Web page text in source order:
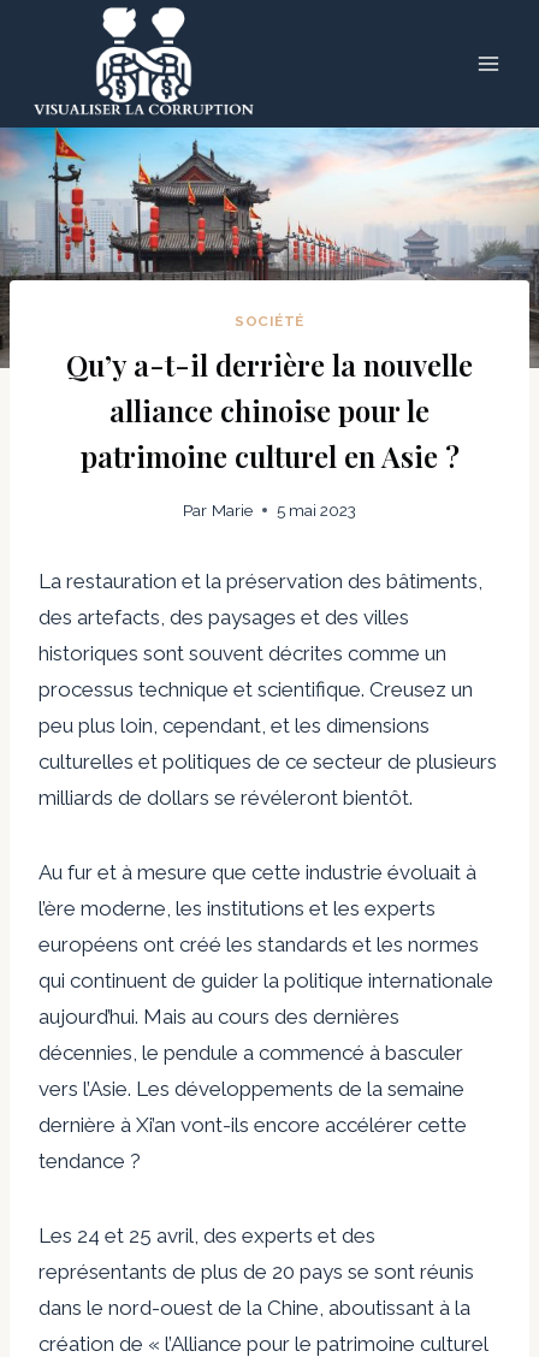
SOCIÉTÉ
Qu’y a-t-il derrière la nouvelle
alliance chinoise pour le
patrimoine culturel en Asie ?
Par Marie 5 mai 2023
La restauration et la préservation des bâtiments,
des artefacts, des paysages et des villes
historiques sont souvent décrites comme un
processus technique et scientifique. Creusez un
peu plus loin, cependant, et les dimensions
culturelles et politiques de ce secteur de plusieurs
milliards de dollars se révéleront bientôt.
Au fur et à mesure que cette industrie évoluait à
l’ère moderne, les institutions et les experts
européens ont créé les standards et les normes
qui continuent de guider la politique internationale
aujourd’hui. Mais au cours des dernières
décennies, le pendule a commencé à basculer
vers l’Asie. Les développements de la semaine
dernière à Xi’an vont-ils encore accélérer cette
tendance ?
Les 24 et 25 avril, des experts et des
représentants de plus de 20 pays se sont réunis
dans le nord-ouest de la Chine, aboutissant à la
création de « l’Alliance pour le patrimoine culturel